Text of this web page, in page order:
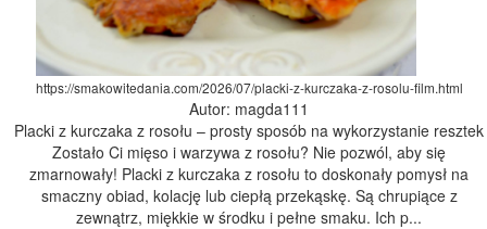
https://smakowitedania.com/2026/07/placki-z-kurczaka-z-rosolu-film.html
Autor: magda111
Placki z kurczaka z rosołu – prosty sposób na wykorzystanie resztek
Zostało Ci mięso i warzywa z rosołu? Nie pozwól, aby się
zmarnowały! Placki z kurczaka z rosołu to doskonały pomysł na
smaczny obiad, kolację lub ciepłą przekąskę. Są chrupiące z
zewnątrz, miękkie w środku i pełne smaku. Ich p...